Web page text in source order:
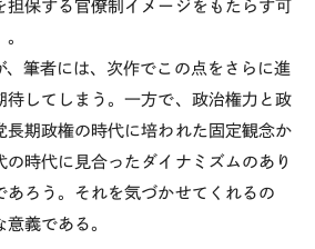
担保する官僚制イメージをもたらす可
、筆者には、次作でこの点をさらに進
待してしまう。一方で、政治権力と政
長期政権の時代に培われた固定観念か
の時代に見合ったダイナミズムのあり
あろう。それを気づかせてくれるの
義である。